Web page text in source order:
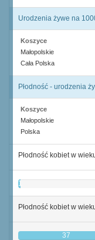
Urodzenia żywe na
Koszyce
Małopolskie
Cała Polska
Płodność - urodzenia
Koszyce
Małopolskie
Polska
Płodność kobiet w
1
Płodność kobiet w
37